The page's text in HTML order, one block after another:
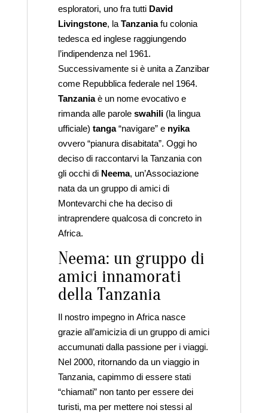
esploratori, uno fra tutti David
Livingstone, la Tanzaniafu colonia
tedesca ed inglese raggiungendo
l’indipendenza nel 1961.
Successivamente si è unita a Zanzibar
come Repubblica federale nel 1964.
Tanzaniaè un nome evocativo e
rimanda alle parole swahili(la lingua
ufficiale) tanga“navigare” e nyika
ovvero “pianura disabitata”. Oggi ho
deciso di raccontarvi la Tanzania con
gli occhi di Neema, un’Associazione
nata da un gruppo di amici di
Montevarchi che ha deciso di
intraprendere qualcosa di concreto in
Africa.
Neema: un gruppo di
amici innamorati
della Tanzania
Il nostro impegno in Africa nasce
grazie all’amicizia di un gruppo di amici
accumunati dalla passione per i viaggi.
Nel 2000, ritornando da un viaggio in
Tanzania, capimmo di essere stati
“chiamati” non tanto per essere dei
turisti, ma per mettere noi stessi al